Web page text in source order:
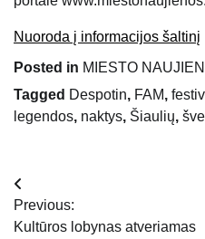
Nuoroda į informacijos šaltinį
Posted in MIESTO
Tagged Despotin, FAM,
legendos, naktys, Šiaulių,
Navigacija
tarp
Previous:
Kultūros lobynas atveriamas